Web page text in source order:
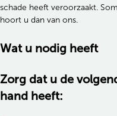
schade heeft veroorzaakt.
hoort u dan van ons.
Wat u nodig heeft
Zorg dat u de
hand heeft: